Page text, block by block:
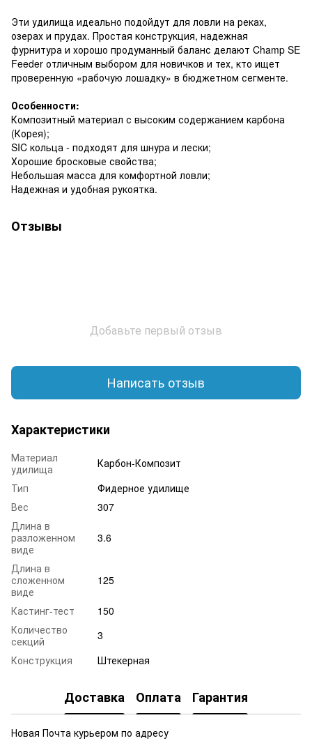
Эти удилища идеально подойдут для ловли на реках,
озерах и прудах. Простая конструкция, надежная
фурнитура и хорошо продуманный баланс делают Champ SE
Feeder отличным выбором для новичков и тех, кто ищет
проверенную «рабочую лошадку» в бюджетном сегменте.
Особенности:
Композитный материал с высоким содержанием карбона
(Корея);
SIC кольца - подходят для шнура и лески;
Хорошие бросковые свойства;
Небольшая масса для комфортной ловли;
Надежная и удобная рукоятка.
Отзывы
Добавьте первый отзыв
Написать отзыв
Характеристики
Материал
удилища
Карбон-Композит
Тип
Фидерное удилище
Вес
307
Длина в
разложенном
виде
3.6
Длина в
сложенном
виде
125
Кастинг-тест
150
Количество
секций
3
Конструкция
Штекерная
Доставка Оплата Гарантия
Новая Почта курьером по адресу